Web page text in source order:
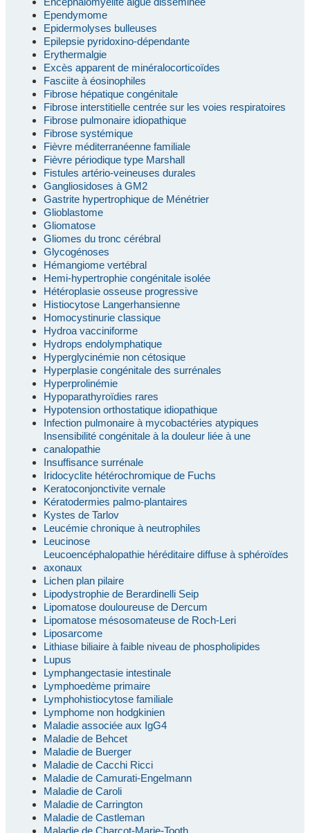
Ependymome
Epidermolyses bulleuses
Epilepsie pyridoxino-dépendante
Erythermalgie
Excès apparent de minéralocorticoïdes
Fasciite à éosinophiles
Fibrose hépatique congénitale
Fibrose interstitielle centrée sur les voies respiratoires
Fibrose pulmonaire idiopathique
Fibrose systémique
Fièvre méditerranéenne familiale
Fièvre périodique type Marshall
Fistules artério-veineuses durales
Gangliosidoses à GM2
Gastrite hypertrophique de Ménétrier
Glioblastome
Gliomatose
Gliomes du tronc cérébral
Glycogénoses
Hémangiome vertébral
Hemi-hypertrophie congénitale isolée
Hétéroplasie osseuse progressive
Histiocytose Langerhansienne
Homocystinurie classique
Hydroa vacciniforme
Hydrops endolymphatique
Hyperglycinémie non cétosique
Hyperplasie congénitale des surrénales
Hyperprolinémie
Hypoparathyroïdies rares
Hypotension orthostatique idiopathique
Infection pulmonaire à mycobactéries atypiques
Insensibilité congénitale à la douleur liée à une
canalopathie
Insuffisance surrénale
Iridocyclite hétérochromique de Fuchs
Keratoconjonctivite vernale
Kératodermies palmo-plantaires
Kystes de Tarlov
Leucémie chronique à neutrophiles
Leucinose
Leucoencéphalopathie héréditaire diffuse à sphéroïdes
axonaux
Lichen plan pilaire
Lipodystrophie de Berardinelli Seip
Lipomatose douloureuse de Dercum
Lipomatose mésosomateuse de Roch-Leri
Liposarcome
Lithiase biliaire à faible niveau de phospholipides
Lupus
Lymphangectasie intestinale
Lymphoedème primaire
Lymphohistiocytose familiale
Lymphome non hodgkinien
Maladie associée aux IgG4
Maladie de Behcet
Maladie de Buerger
Maladie de Cacchi Ricci
Maladie de Camurati-Engelmann
Maladie de Caroli
Maladie de Carrington
Maladie de Castleman
Maladie de Charcot-Marie-Tooth